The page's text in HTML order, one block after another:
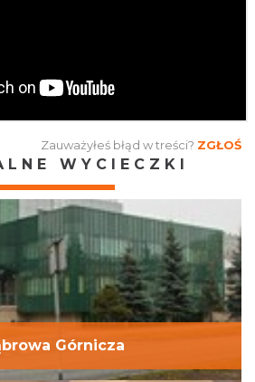
Zauważyłeś błąd w treści? ZGŁOŚ
WYCIECZKI
Górnicza